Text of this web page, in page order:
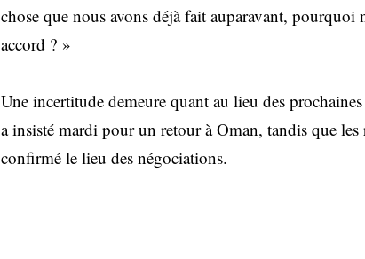
chose que nous avons déjà fait auparavant,
accord ? »
Une incertitude demeure quant au lieu des
a insisté mardi pour un retour à Oman, tandis que les
confirmé le lieu des négociations.